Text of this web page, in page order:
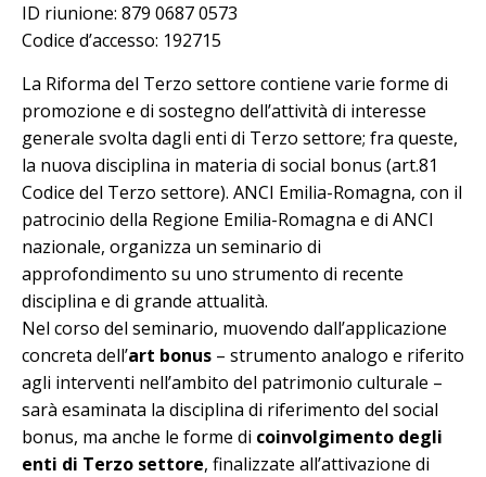
ID riunione: 879 0687 0573
Codice d’accesso: 192715
La Riforma del Terzo settore contiene varie forme di
promozione e di sostegno dell’attività di interesse
generale svolta dagli enti di Terzo settore; fra queste,
la nuova disciplina in materia di social bonus (art.81
Codice del Terzo settore). ANCI Emilia-Romagna, con il
patrocinio della Regione Emilia-Romagna e di ANCI
nazionale, organizza un seminario di
approfondimento su uno strumento di recente
disciplina e di grande attualità.
Nel corso del seminario, muovendo dall’applicazione
concreta dell’art bonus – strumento analogo e riferito
agli interventi nell’ambito del patrimonio culturale –
sarà esaminata la disciplina di riferimento del social
bonus, ma anche le forme di coinvolgimento degli
enti di Terzo settore, finalizzate all’attivazione di